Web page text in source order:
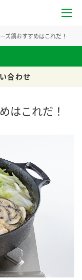
味酢
ズ鍋おすすめはこれだ！
合わせ
はこれだ！